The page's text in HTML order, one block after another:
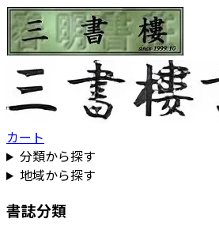
カート
分類から探す
地域から探す
書誌分類